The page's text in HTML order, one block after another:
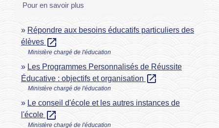
Pour en savoir plus
Répondre aux besoins éducatifs particuliers des
élèves open_in_new
Ministère chargé de l'éducation
Les Programmes Personnalisés de Réussite
Éducative : objectifs et organisation open_in_new
Ministère chargé de l'éducation
Le conseil d'école et les autres instances de
l'école open_in_new
Ministère chargé de l'éducation